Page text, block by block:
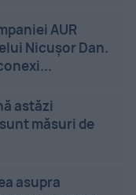
AUR
Nicușor Dan.
astăzi
măsuri de
asupra